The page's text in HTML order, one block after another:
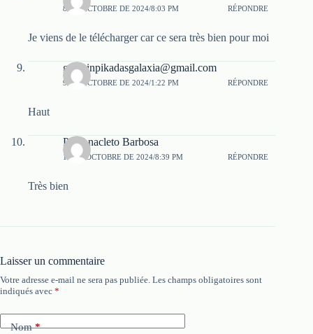
8 DE OCTOBRE DE 2024/8:03 PM RÉPONDRE
Je viens de le télécharger car ce sera très bien pour moi
gianzinpikadasgalaxia@gmail.com
9 DE OCTOBRE DE 2024/1:22 PM RÉPONDRE
Haut
Pin Anacleto Barbosa
10 DE OCTOBRE DE 2024/8:39 PM RÉPONDRE
Très bien
Laisser un commentaire
Votre adresse e-mail ne sera pas publiée. Les champs obligatoires sont
indiqués avec *
Nom*